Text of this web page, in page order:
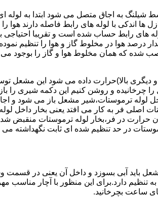
شیلنگ به اجاق متصل می شود ابتدا به
ها اندکی با لوله های رابط فاصله دارند
های رابط حساب شده است و تقریبا احتیاجی
هوا در مخلوط گاز و هوا را تنظیم
شده که همان مخلوط هوا و گاز را بوجود
بالا)حرارت داده می شود این مشعل
و روشن کنیم این دکمه شیری را باز
ترموستات،شیر مشعل باز می شود و
اصلی فر به کار می افتد یعنی بخار داخل
حرارت در فر،بخار لوله ترموستات
در حد تنظیم شده ای ثابت نگهداشته
دارد.برای این منظور با آچار مناسب
ساعت بچرخانید.